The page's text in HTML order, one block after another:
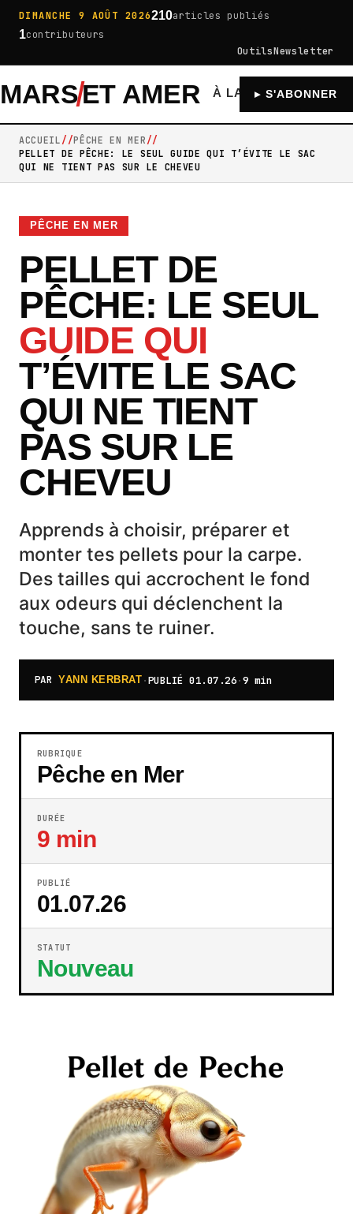
DIMANCHE 9 AOÛT 2026210articles publiés
1contributeurs
OutilsNewsletter
MARSET AMER À LA UNE▸ S'ABONNER
ACCUEIL
PÊCHE EN MER
PELLET DE PÊCHE: LE SEUL GUIDE QUI T’ÉVITE LE SAC
QUI NE TIENT PAS SUR LE CHEVEU
PÊCHE EN MER
PELLET DE
PÊCHE: LE SEUL
GUIDE QUI
T’ÉVITE LE SAC
QUI NE TIENT
PAS SUR LE
CHEVEU
Apprends à choisir, préparer et
monter tes pellets pour la carpe.
Des tailles qui accrochent le fond
aux odeurs qui déclenchent la
touche, sans te ruiner.
PAR YANN KERBRAT ·PUBLIÉ01.07.26·9 min
RUBRIQUE
Pêche en Mer
DURÉE
9 min
PUBLIÉ
01.07.26
STATUT
Nouveau